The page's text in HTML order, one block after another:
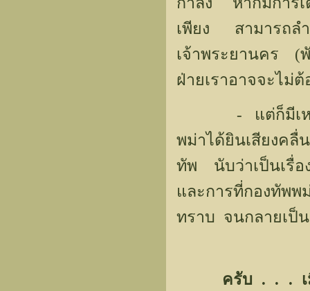
เพียง สามารถล
เจ้าพระยานคร
ฝ่ายเราอาจจะไม่
- แต่ก็มีเหตุกา
พม่าได้ยินเสียงค
ทัพ นับว่าเป็นเรื่อ
และการที่กองทัพพ
ทราบ จนกลายเป็
ครับ . . . เ